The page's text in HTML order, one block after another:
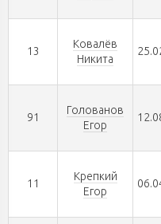
13
Ковалёв
Никита
91
Голованов
Егор
11
Крепкий
Егор